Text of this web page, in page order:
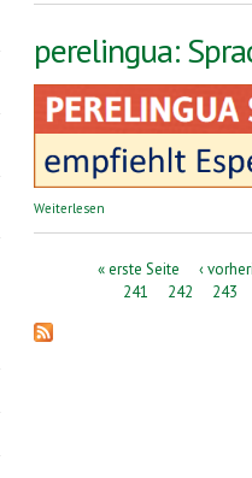
perelingua:
Weiterlesen
Seiten« erste Seite ‹
241
242 243